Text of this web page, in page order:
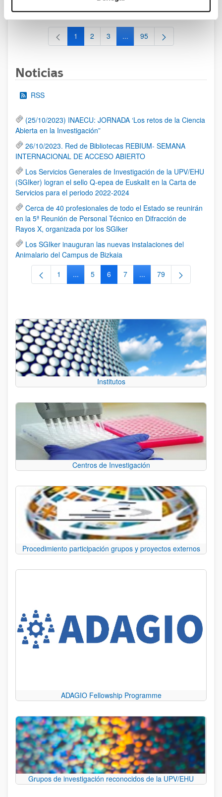
al 30/07/2026 (ambos incluídos)
Página
1 Página
2 Página
3 ...Páginas intermedias Use TAB
Página
95
Noticias
RSS
(25/10/2023) INAECU: JORNADA ‘Los retos de la Ciencia
Abierta en la Investigación”
26/10/2023. Red de Bibliotecas REBIUM- SEMANA
INTERNACIONAL DE ACCESO ABIERTO
Los Servicios Generales de Investigación de la UPV/EHU
(SGIker) logran el sello Q-epea de Euskalit en la Carta de
Servicios para el periodo 2022-2024
Cerca de 40 profesionales de todo el Estado se reunirán
en la 5ª Reunión de Personal Técnico en Difracción de
Rayos X, organizada por los SGIker
Los SGIker inauguran las nuevas instalaciones del
Animalario del Campus de Bizkaia
Página
1 ...Páginas intermedias Use TAB para
Página
5 Página
6 Página
7 ...Páginas intermedias
Página
79
Institutos
Centros de Investigación
Procedimiento participación grupos y proyectos externos
ADAGIO Fellowship Programme
Grupos de investigación reconocidos de la UPV/EHU